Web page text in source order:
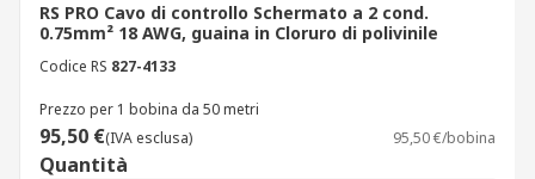
RS PRO Cavo di controllo Schermato a 2 cond.
0.75mm² 18 AWG, guaina in Cloruro di polivinile
Codice RS 827-4133
Prezzo per 1 bobina da 50 metri
95,50 €(IVA esclusa) 95,50 €/bobina
Quantità